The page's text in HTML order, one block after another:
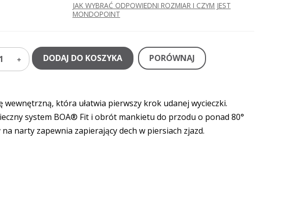
JAK WYBRAĆ ODPOWIEDNI ROZMIAR I CZYM JEST
MONDOPOINT
1 DODAJ DO KOSZYKA PORÓWNAJ
która ułatwia pierwszy krok udanej wycieczki.
system BOA® Fit i obrót mankietu do przodu o ponad 80°
narty zapewnia zapierający dech w piersiach zjazd.